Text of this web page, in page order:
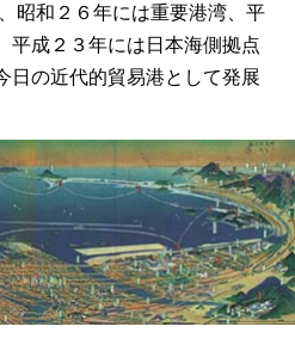
昭和２６年には重要港湾、平
平成２３年には日本海側拠点
日の近代的貿易港として発展